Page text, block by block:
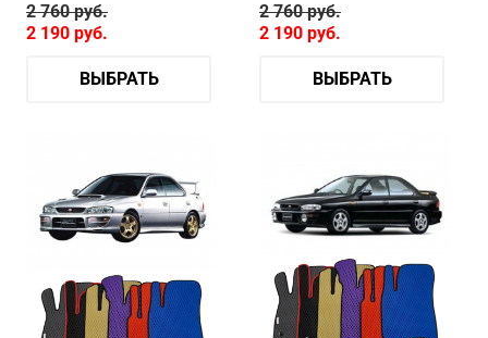
2 760руб.
2 190 руб.
ВЫБРАТЬ
2 760руб.
2 190 руб.
ВЫБРАТЬ